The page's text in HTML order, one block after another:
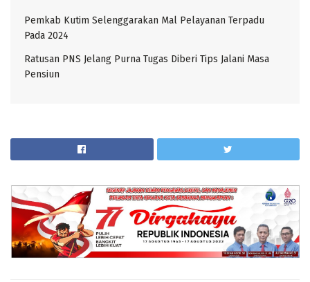
Pemkab Kutim Selenggarakan Mal Pelayanan Terpadu
Pada 2024
Ratusan PNS Jelang Purna Tugas Diberi Tips Jalani Masa
Pensiun